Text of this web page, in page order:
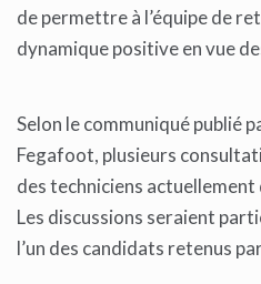
de permettre à l’équipe de
dynamique positive en vue
Selon le communiqué publié
Fegafoot, plusieurs
des techniciens actuellement
Les discussions seraient
l’un des candidats retenus